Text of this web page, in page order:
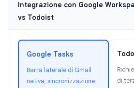
Integrazione con Google
vs Todoist
Google Tasks
Barra laterale di Gmail
nativa, sincronizzazione
di